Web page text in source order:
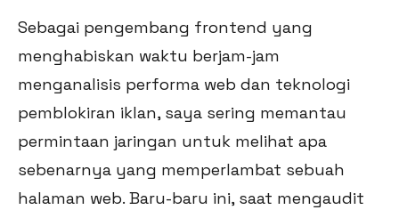
Sebagai pengembang frontend yang
menghabiskan waktu berjam-jam
menganalisis performa web dan teknologi
pemblokiran iklan, saya sering memantau
permintaan jaringan untuk melihat apa
sebenarnya yang memperlambat sebuah
halaman web. Baru-baru ini, saat mengaudit